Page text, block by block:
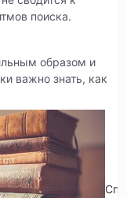
поиска.
образом и
важно знать, как